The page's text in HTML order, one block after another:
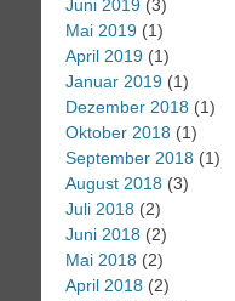
Juni 2019 (3)
Mai 2019 (1)
April 2019 (1)
Januar 2019 (1)
Dezember 2018 (1)
Oktober 2018 (1)
September 2018 (1)
August 2018 (3)
Juli 2018 (2)
Juni 2018 (2)
Mai 2018 (2)
April 2018 (2)